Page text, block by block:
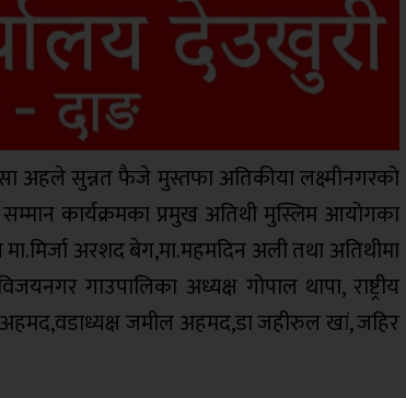
अहले सुन्नत फैजे मुस्तफा अतिकीया लक्ष्मीनगरको
कार्यक्रमका प्रमुख अतिथी मुस्लिम आयोगका
अरशद बेग,मा.महमदिन अली तथा अतिथीमा
गाउपालिका अध्यक्ष गोपाल थापा, राष्ट्रीय
जमील अहमद,डा जहीरुल खां, जहिर